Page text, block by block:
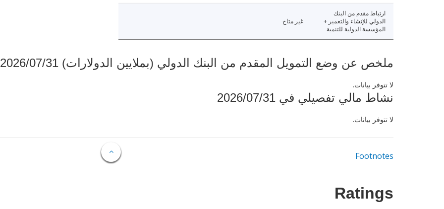
ارتباط مقدم من البنك
الدولي للإنشاء والتعمير +
المؤسسة الدولية للتنمية
غير متاح
ملخص عن وضع التمويل المقدم من البنك الدولي (بملايين الدولارات) 2026/07/31
لا تتوفر بيانات.
نشاط مالي تفصيلي في 2026/07/31
لا تتوفر بيانات.
Footnotes
Ratings